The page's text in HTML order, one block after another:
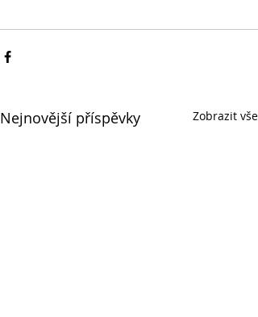
Nejnovější příspěvky Zobrazit vše